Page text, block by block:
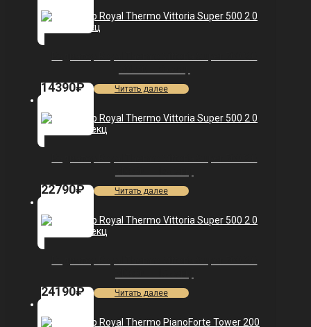
14390₽ Читать далее
22790₽ Читать далее
24190₽ Читать далее